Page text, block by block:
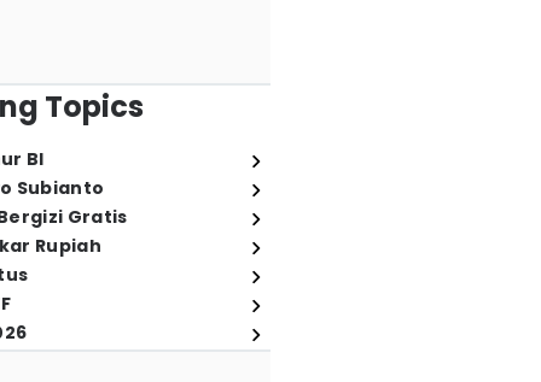
Topics
BI
Subianto
Gratis
Rupiah